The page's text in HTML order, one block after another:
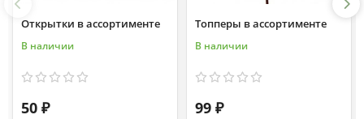
Открытки в ассортименте
В наличии
50 ₽
Топперы в ассортименте
В наличии
99 ₽